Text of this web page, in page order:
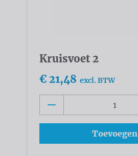
Kruisvoet 2
€ 21,48 excl. BTW
Toevoegen